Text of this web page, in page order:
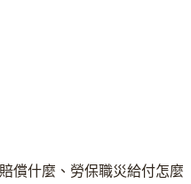
償什麼、勞保職災給付怎麼